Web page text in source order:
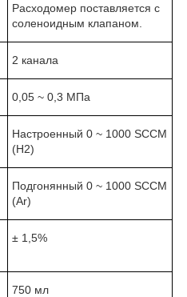
Расходомер поставляется с
соленоидным клапаном.
2 канала
0,05 ~ 0,3 МПа
Настроенный 0 ~ 1000 SCCM
(H2)
Подгонянный 0 ~ 1000 SCCM
(Ar)
± 1,5%
750 мл